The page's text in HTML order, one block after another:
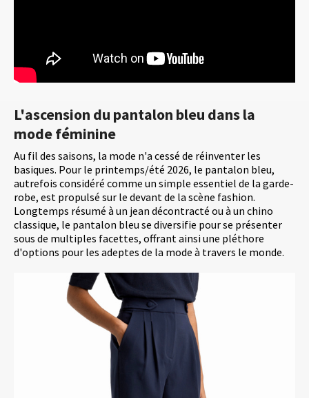
L'ascension du pantalon bleu dans la
mode féminine
Au fil des saisons, la mode n'a cessé de réinventer les
basiques. Pour le printemps/été 2026, le pantalon bleu,
autrefois considéré comme un simple essentiel de la garde-
robe, est propulsé sur le devant de la scène fashion.
Longtemps résumé à un jean décontracté ou à un chino
classique, le pantalon bleu se diversifie pour se présenter
sous de multiples facettes, offrant ainsi une pléthore
d'options pour les adeptes de la mode à travers le monde.